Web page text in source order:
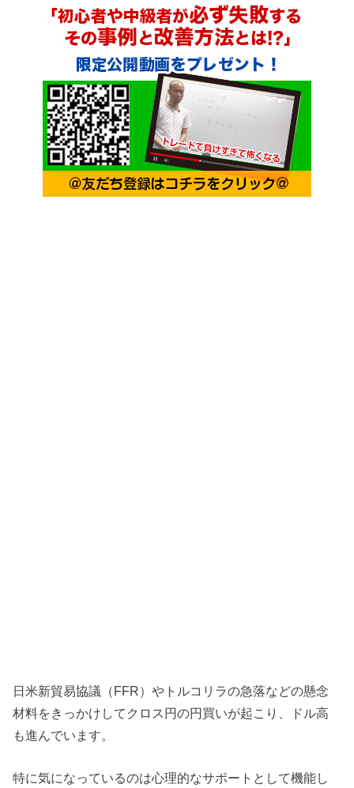
日米新貿易協議（FFR）やトルコリラの急落などの懸念
材料をきっかけしてクロス円の円買いが起こり、ドル高
も進んでいます。
特に気になっているのは心理的なサポートとして機能し